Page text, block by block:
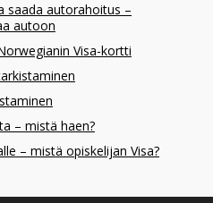
saada autorahoitus –
autoon
Visa-kortti
– mistä haen?
– mistä opiskelijan Visa?